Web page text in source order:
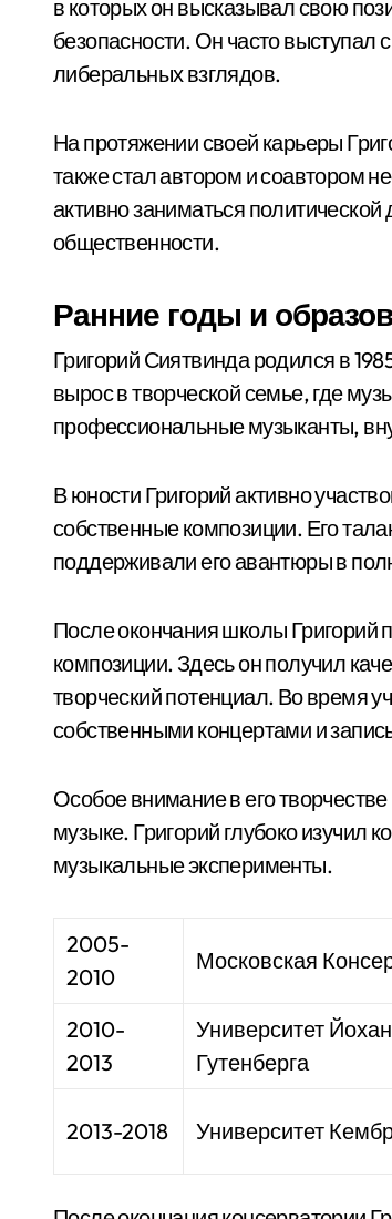
в которых он высказывал свою
безопасности. Он часто выступал
либеральных взглядов.
На протяжении своей карьеры
также стал автором и соавтором
активно заниматься
общественности.
Ранние годы и
Григорий Сиятвинда родился в
вырос в творческой семье, где
профессиональные музыканты,
В юности Григорий активно
собственные композиции. Его
поддерживали его авантюры в
После окончания школы Григорий
композиции. Здесь он получил
творческий потенциал. Во время
собственными концертами и
Особое внимание в его
музыке. Григорий глубоко изучил
музыкальные эксперименты.
2005-
2010
Московская
2010-
2013
Университет
Гутенберга
2013-2018 Университет